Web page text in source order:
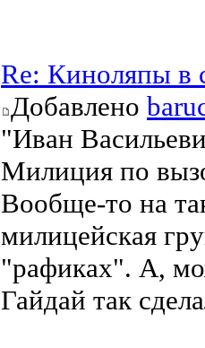
Re: Киноляпы в
Добавлено
"Иван
Милиция по
Вообще-то на
милицейская
"рафиках". А,
Гайдай так